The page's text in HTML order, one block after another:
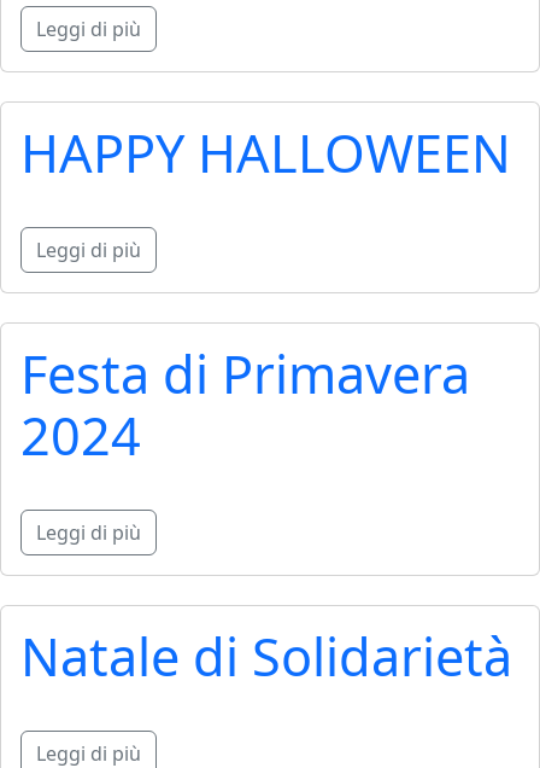
Leggi di più
HAPPY HALLOWEEN
Leggi di più
Festa di Primavera
2024
Leggi di più
Natale di Solidarietà
Leggi di più